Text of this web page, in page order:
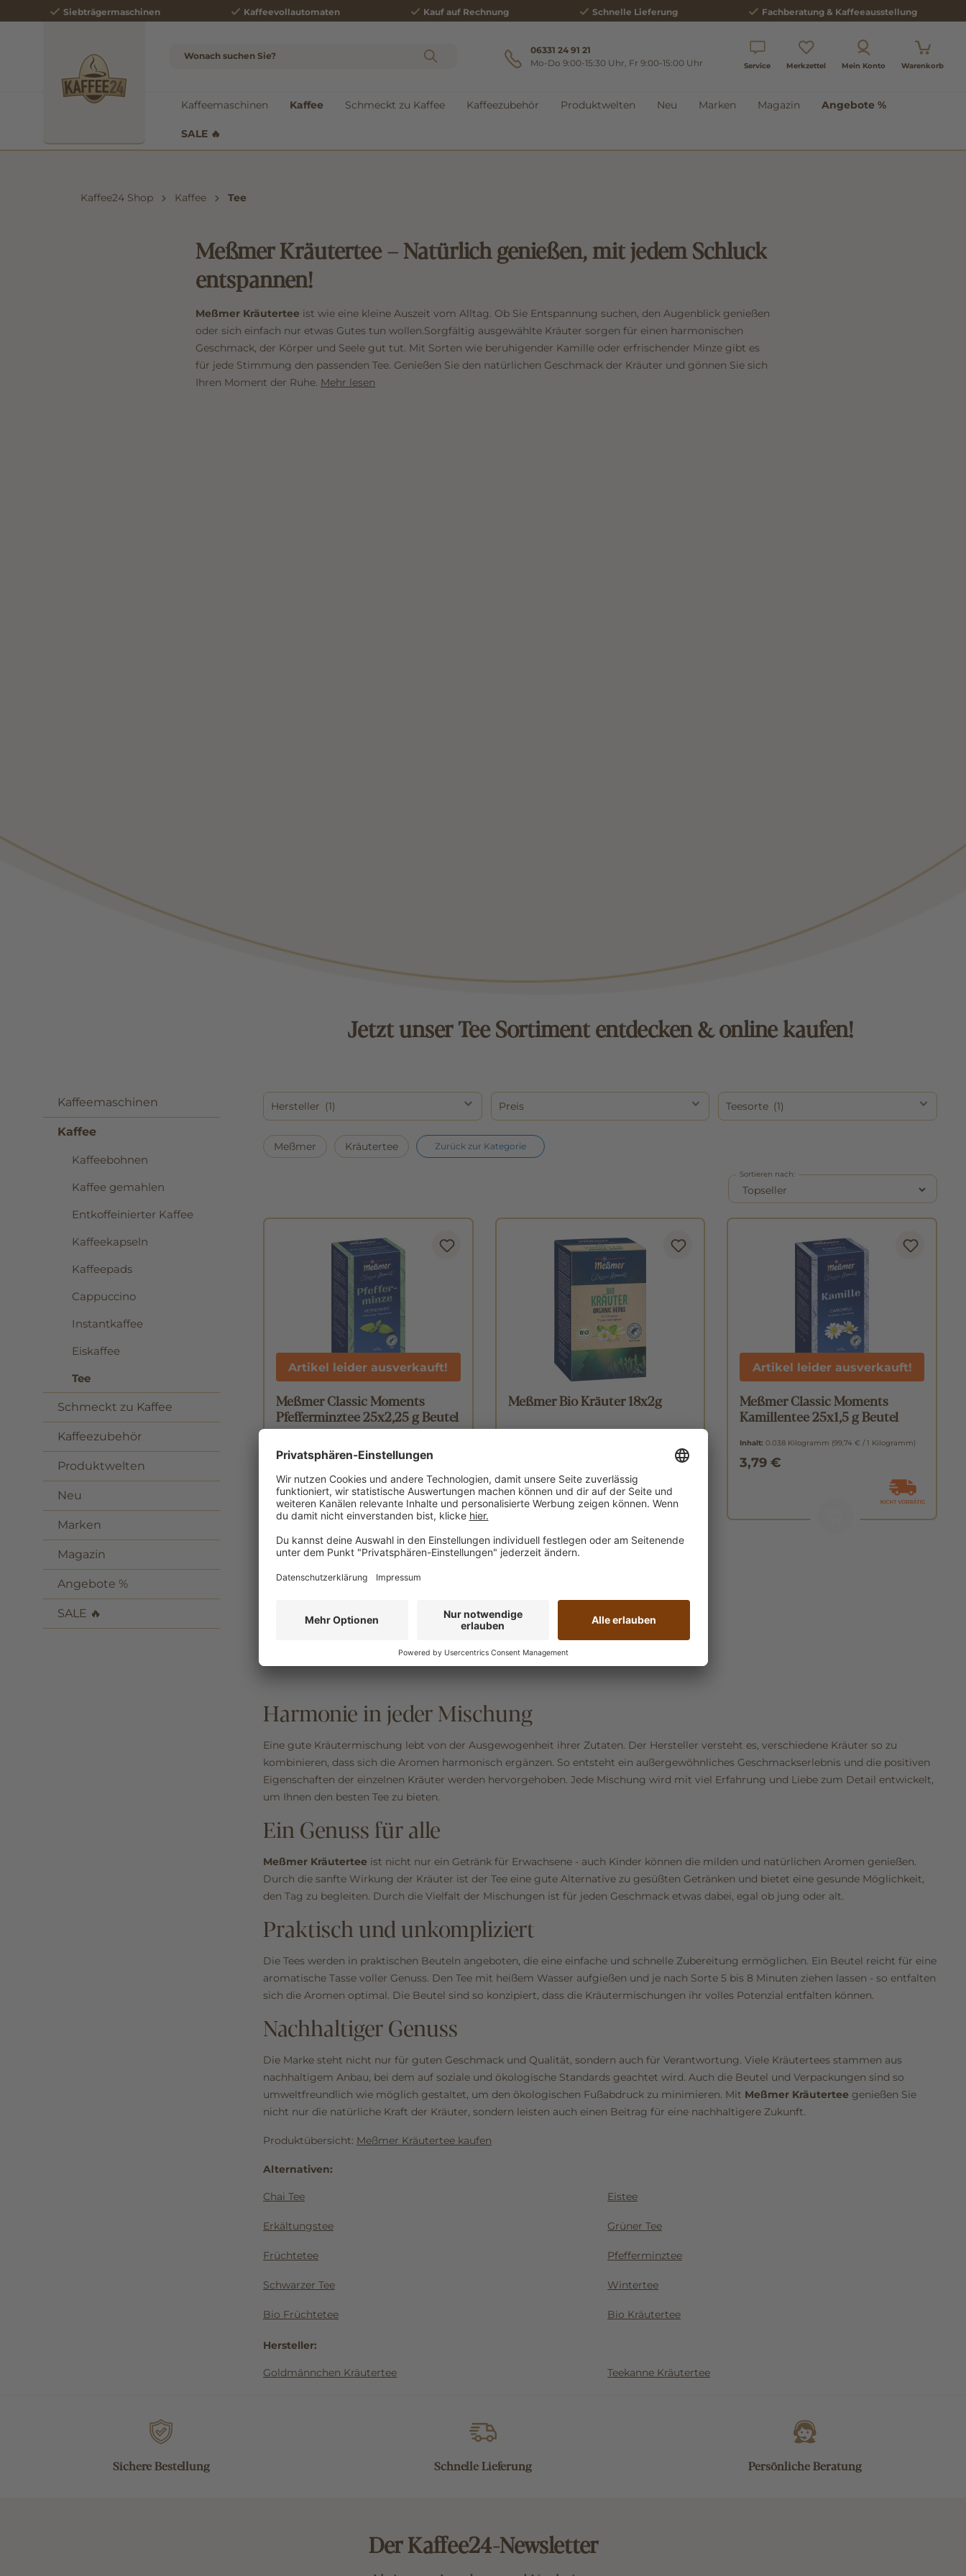
springen Zur Hauptnavigation springen
Siebträgermaschinen Kaffeevollautomaten Kauf auf Rechnung Schnelle Lieferung Fachberatung & Kaffeeausstellung
06331 24 91 21
Mo-Do 9:00-15:30 Uhr, Fr 9:00-15:00 Uhr
Service Merkzettel Mein Konto Warenkorb
Kaffeemaschinen Kaffee Schmeckt zu Kaffee Kaffeezubehör Produktwelten Neu Marken Magazin Angebote %
SALE 🔥
Kaffee24 Shop Kaffee Tee
Meßmer Kräutertee – Natürlich genießen, mit jedem Schluck
entspannen!
Meßmer Kräutertee ist wie eine kleine Auszeit vom Alltag. Ob Sie Entspannung suchen, den Augenblick genießen
oder sich einfach nur etwas Gutes tun wollen.Sorgfältig ausgewählte Kräuter sorgen für einen harmonischen
Geschmack, der Körper und Seele gut tut. Mit Sorten wie beruhigender Kamille oder erfrischender Minze gibt es
für jede Stimmung den passenden Tee. Genießen Sie den natürlichen Geschmack der Kräuter und gönnen Sie sich
Ihren Moment der Ruhe. Mehr lesen
Jetzt unser Tee Sortiment entdecken & online kaufen!
Kaffeemaschinen
Kaffee
Kaffeebohnen
Kaffee gemahlen
Entkoffeinierter Kaffee
Kaffeekapseln
Kaffeepads
Cappuccino
Instantkaffee
Eiskaffee
Tee
Schmeckt zu Kaffee
Kaffeezubehör
Produktwelten
Neu
Marken
Magazin
Angebote %
SALE 🔥
Hersteller (1) Preis Teesorte (1)
Meßmer Kräutertee Zurück zur Kategorie
Sortieren nach:
Artikel leider ausverkauft!
Meßmer Classic Moments
Pfefferminztee 25x2,25 g Beutel
2,65 €
Meßmer Bio Kräuter 18x2g
Artikel leider ausverkauft!
Meßmer Classic Moments
Kamillentee 25x1,5 g Beutel
Inhalt:0.038 Kilogramm (99,74 € / 1 Kilogramm)
3,79 €
Harmonie in jeder Mischung
Eine gute Kräutermischung lebt von der Ausgewogenheit ihrer Zutaten. Der Hersteller versteht es, verschiedene Kräuter so zu
kombinieren, dass sich die Aromen harmonisch ergänzen. So entsteht ein außergewöhnliches Geschmackserlebnis und die positiven
Eigenschaften der einzelnen Kräuter werden hervorgehoben. Jede Mischung wird mit viel Erfahrung und Liebe zum Detail entwickelt,
um Ihnen den besten Tee zu bieten.
Ein Genuss für alle
Meßmer Kräutertee ist nicht nur ein Getränk für Erwachsene - auch Kinder können die milden und natürlichen Aromen genießen.
Durch die sanfte Wirkung der Kräuter ist der Tee eine gute Alternative zu gesüßten Getränken und bietet eine gesunde Möglichkeit,
den Tag zu begleiten. Durch die Vielfalt der Mischungen ist für jeden Geschmack etwas dabei, egal ob jung oder alt.
Praktisch und unkompliziert
Die Tees werden in praktischen Beuteln angeboten, die eine einfache und schnelle Zubereitung ermöglichen. Ein Beutel reicht für eine
aromatische Tasse voller Genuss. Den Tee mit heißem Wasser aufgießen und je nach Sorte 5 bis 8 Minuten ziehen lassen - so entfalten
sich die Aromen optimal. Die Beutel sind so konzipiert, dass die Kräutermischungen ihr volles Potenzial entfalten können.
Nachhaltiger Genuss
Die Marke steht nicht nur für guten Geschmack und Qualität, sondern auch für Verantwortung. Viele Kräutertees stammen aus
nachhaltigem Anbau, bei dem auf soziale und ökologische Standards geachtet wird. Auch die Beutel und Verpackungen sind so
umweltfreundlich wie möglich gestaltet, um den ökologischen Fußabdruck zu minimieren. Mit Meßmer Kräutertee genießen Sie
nicht nur die natürliche Kraft der Kräuter, sondern leisten auch einen Beitrag für eine nachhaltigere Zukunft.
Produktübersicht: Meßmer Kräutertee kaufen
Alternativen:
Chai Tee Eistee
Erkältungstee Grüner Tee
Früchtetee Pfefferminztee
Schwarzer Tee Wintertee
Bio Früchtetee Bio Kräutertee
Hersteller:
Goldmännchen Kräutertee Teekanne Kräutertee
Sichere Bestellung Schnelle Lieferung Persönliche Beratung
Der Kaffee24-Newsletter